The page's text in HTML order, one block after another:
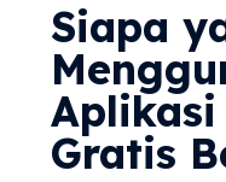
Siapa
Aplikasi
Gratis